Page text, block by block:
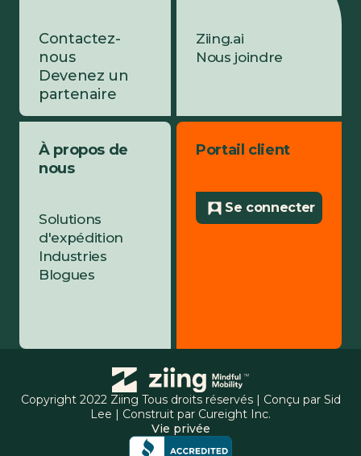
Contactez-
nous
Devenez un
partenaire
À propos de
nous
Solutions
d'expédition
Industries
Blogues
Ziing.ai
Nous joindre
Portail client
Se connecter
Copyright 2022 Ziing Tous droits réservés | Conçu par Sid
Lee | Construit par Cureight Inc.
Vie privée